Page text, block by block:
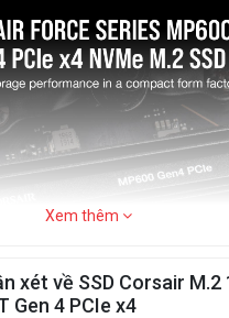
Xem thêm
xét về SSD Corsair M.2
Gen 4 PCIe x4